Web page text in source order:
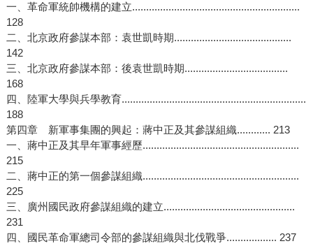
一、革命軍統帥機構的建立............................................................
128
二、北京政府參謀本部：袁世凱時期..........................................
142
三、北京政府參謀本部：後袁世凱時期.....................................
168
四、陸軍大學與兵學教育..................................................................
188
第四章 新軍事集團的興起：蔣中正及其參謀組織............ 213
一、蔣中正及其早年軍事經歷........................................................
215
二、蔣中正的第一個參謀組織........................................................
225
三、廣州國民政府參謀組織的建立...............................................
231
四、國民革命軍總司令部的參謀組織與北伐戰爭.................. 237